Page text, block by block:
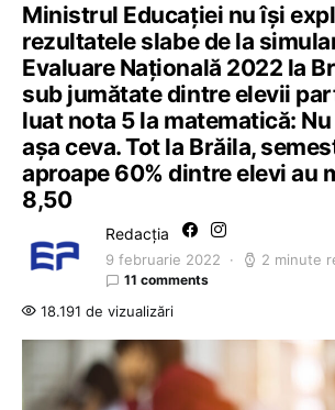
Ministrul Educației nu își
rezultatele slabe de la
Evaluare Națională 2022 la
sub jumătate dintre elevii
luat nota 5 la matematică:
așa ceva. Tot la Brăila,
aproape 60% dintre elevi au
8,50
Redacția
9 februarie 2022 2 minute
11 comments
18.191 de vizualizări